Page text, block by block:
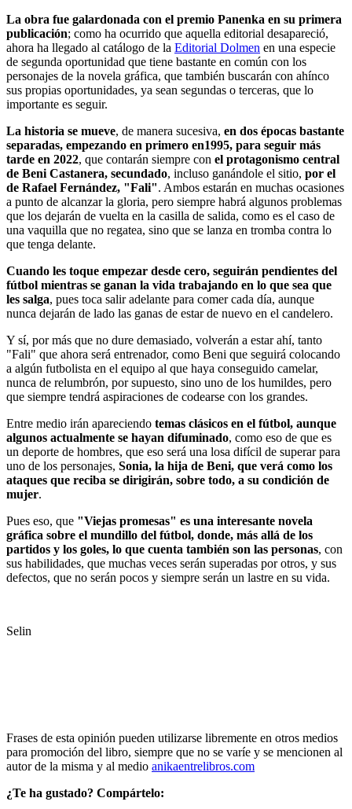
La obra fue galardonada con el premio Panenka en su primera
publicación; como ha ocurrido que aquella editorial desapareció,
ahora ha llegado al catálogo de la Editorial Dolmen en una especie
de segunda oportunidad que tiene bastante en común con los
personajes de la novela gráfica, que también buscarán con ahínco
sus propias oportunidades, ya sean segundas o terceras, que lo
importante es seguir.
La historia se mueve, de manera sucesiva, en dos épocas bastante
separadas, empezando en primero en1995, para seguir más
tarde en 2022, que contarán siempre con el protagonismo central
de Beni Castanera, secundado, incluso ganándole el sitio, por el
de Rafael Fernández, "Fali". Ambos estarán en muchas ocasiones
a punto de alcanzar la gloria, pero siempre habrá algunos problemas
que los dejarán de vuelta en la casilla de salida, como es el caso de
una vaquilla que no regatea, sino que se lanza en tromba contra lo
que tenga delante.
Cuando les toque empezar desde cero, seguirán pendientes del
fútbol mientras se ganan la vida trabajando en lo que sea que
les salga, pues toca salir adelante para comer cada día, aunque
nunca dejarán de lado las ganas de estar de nuevo en el candelero.
Y sí, por más que no dure demasiado, volverán a estar ahí, tanto
"Fali" que ahora será entrenador, como Beni que seguirá colocando
a algún futbolista en el equipo al que haya conseguido camelar,
nunca de relumbrón, por supuesto, sino uno de los humildes, pero
que siempre tendrá aspiraciones de codearse con los grandes.
Entre medio irán apareciendo temas clásicos en el fútbol, aunque
algunos actualmente se hayan difuminado, como eso de que es
un deporte de hombres, que eso será una losa difícil de superar para
uno de los personajes, Sonia, la hija de Beni, que verá como los
ataques que reciba se dirigirán, sobre todo, a su condición de
mujer.
Pues eso, que "Viejas promesas" es una interesante novela
gráfica sobre el mundillo del fútbol, donde, más allá de los
partidos y los goles, lo que cuenta también son las personas, con
sus habilidades, que muchas veces serán superadas por otros, y sus
defectos, que no serán pocos y siempre serán un lastre en su vida.
Selin
Frases de esta opinión pueden utilizarse libremente en otros medios
para promoción del libro, siempre que no se varíe y se mencionen al
autor de la misma y al medio anikaentrelibros.com
¿Te ha gustado? Compártelo: